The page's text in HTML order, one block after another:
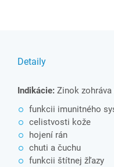
Detaily
Indikácie: Zinok
funkcii imunitného
celistvosti kože
hojení rán
chuti a čuchu
funkcii štítnej žľazy